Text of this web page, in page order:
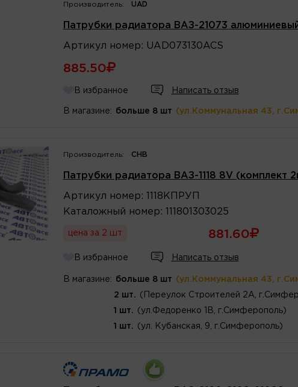
Производитель: UAD
Патрубки радиатора ВАЗ-21073
Артикул номер : UAD073130ACS
885.50
В избранное Написать отзыв
В магазине: больше 8 шт (ул.Коммунальная 43,
Производитель: CHB
Патрубки радиатора ВАЗ-1118 8V (комплект
Артикул номер : 1118КПРУП
Каталожный номер : 111801303025
цена за 2 шт 881.60
В избранное Написать отзыв
В магазине: больше 8 шт (ул.Коммунальная 43,
2 шт. (Переулок Строителей 2А,
1 шт. (ул.Федоренко 1В, г.Симферополь)
1 шт. (ул. Кубанская, 9, г.Симферополь)